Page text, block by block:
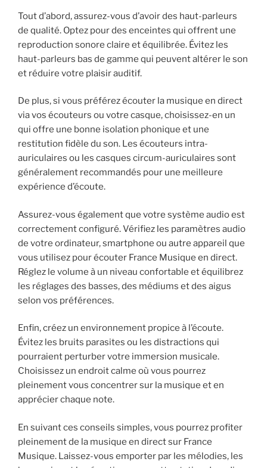
Tout d’abord, assurez-vous d’avoir des haut-parleurs
de qualité. Optez pour des enceintes qui offrent une
reproduction sonore claire et équilibrée. Évitez les
haut-parleurs bas de gamme qui peuvent altérer le son
et réduire votre plaisir auditif.
De plus, si vous préférez écouter la musique en direct
via vos écouteurs ou votre casque, choisissez-en un
qui offre une bonne isolation phonique et une
restitution fidèle du son. Les écouteurs intra-
auriculaires ou les casques circum-auriculaires sont
généralement recommandés pour une meilleure
expérience d’écoute.
Assurez-vous également que votre système audio est
correctement configuré. Vérifiez les paramètres audio
de votre ordinateur, smartphone ou autre appareil que
vous utilisez pour écouter France Musique en direct.
Réglez le volume à un niveau confortable et équilibrez
les réglages des basses, des médiums et des aigus
selon vos préférences.
Enfin, créez un environnement propice à l’écoute.
Évitez les bruits parasites ou les distractions qui
pourraient perturber votre immersion musicale.
Choisissez un endroit calme où vous pourrez
pleinement vous concentrer sur la musique et en
apprécier chaque note.
En suivant ces conseils simples, vous pourrez profiter
pleinement de la musique en direct sur France
Musique. Laissez-vous emporter par les mélodies, les